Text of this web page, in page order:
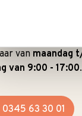
dat je als klant
te kunnen
ook gewoon. We
van maandag
van 9:00 - 17:00.
0345 63 30 01